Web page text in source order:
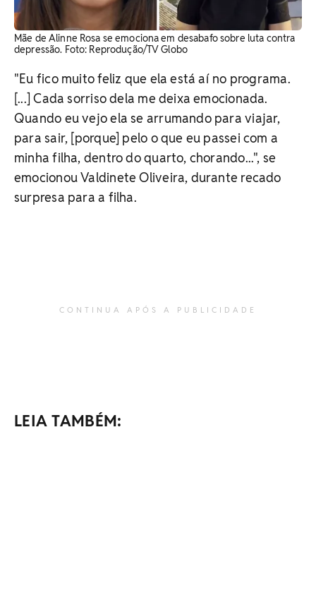
Mãe de Alinne Rosa se emociona em desabafo sobre luta contra
depressão. Foto: Reprodução/TV Globo
"Eu fico muito feliz que ela está aí no programa.
[...] Cada sorriso dela me deixa emocionada.
Quando eu vejo ela se arrumando para viajar,
para sair, [porque] pelo o que eu passei com a
minha filha, dentro do quarto, chorando...", se
emocionou Valdinete Oliveira, durante recado
surpresa para a filha.
CONTINUA APÓS A PUBLICIDADE
LEIA TAMBÉM: